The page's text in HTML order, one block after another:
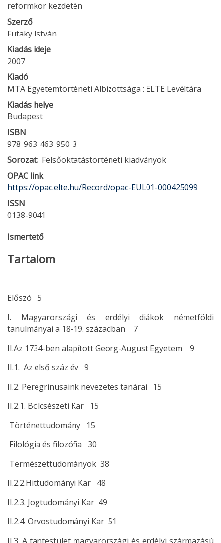
reformkor kezdetén
Szerző
Futaky István
Kiadás ideje
2007
Kiadó
MTA Egyetemtörténeti Albizottsága : ELTE Levéltára
Kiadás helye
Budapest
ISBN
978-963-463-950-3
Sorozat Felsőoktatástörténeti kiadványok
OPAC link
https://opac.elte.hu/Record/opac-EUL01-000425099
ISSN
0138-9041
Ismertető
Tartalom
Előszó 5
I. Magyarországi és erdélyi diákok németföldi
tanulmányai a 18-19. században 7
II.Az 1734-ben alapított Georg-August Egyetem 9
II.1. Az első száz év 9
II.2. Peregrinusaink nevezetes tanárai 15
II.2.1. Bölcsészeti Kar 15
Történettudomány 15
Filológia és filozófia 30
Természettudományok 38
II.2.2.Hittudományi Kar 48
II.2.3. Jogtudományi Kar 49
II.2.4. Orvostudományi Kar 51
II.3. A tantestület magyarországi és erdélyi származású